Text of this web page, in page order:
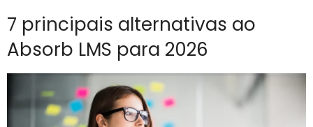
7 principais alternativas ao
Absorb LMS para 2026